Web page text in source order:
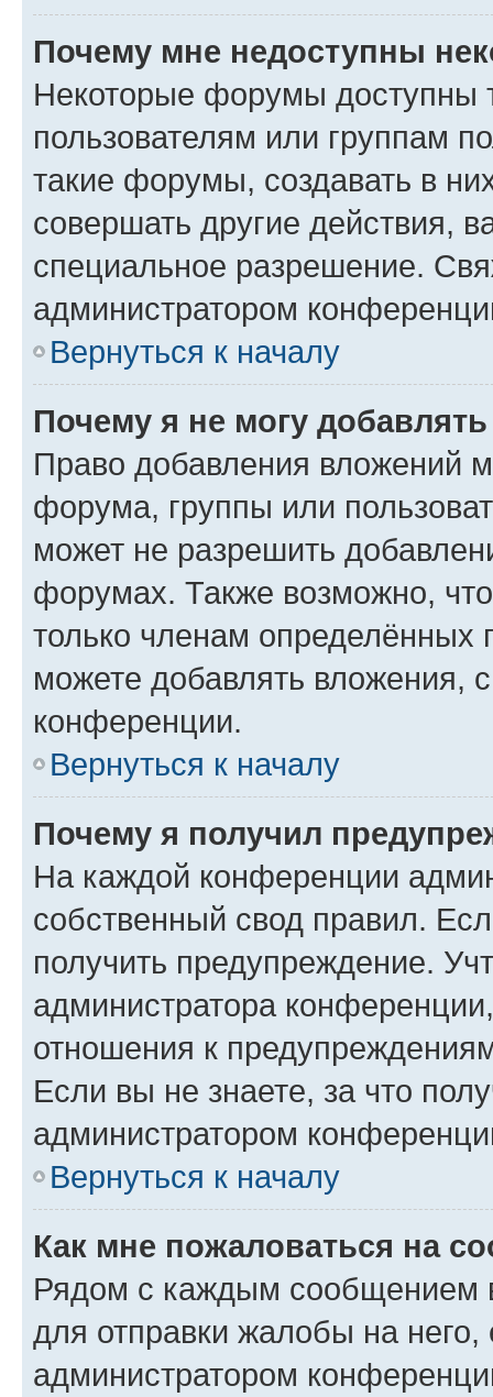
Почему мне недоступны
Некоторые форумы доступны
пользователям или группам
такие форумы, создавать в
совершать другие действия,
специальное разрешение.
администратором
Вернуться к началу
Почему я не могу
Право добавления вложений
форума, группы или
может не разрешить
форумах. Также возможно,
только членам определённых
можете добавлять вложения,
конференции.
Вернуться к началу
Почему я получил
На каждой конференции
собственный свод правил.
получить предупреждение.
администратора
отношения к
Если вы не знаете, за что
администратором
Вернуться к началу
Как мне пожаловаться на
Рядом с каждым сообщением
для отправки жалобы на
администратором